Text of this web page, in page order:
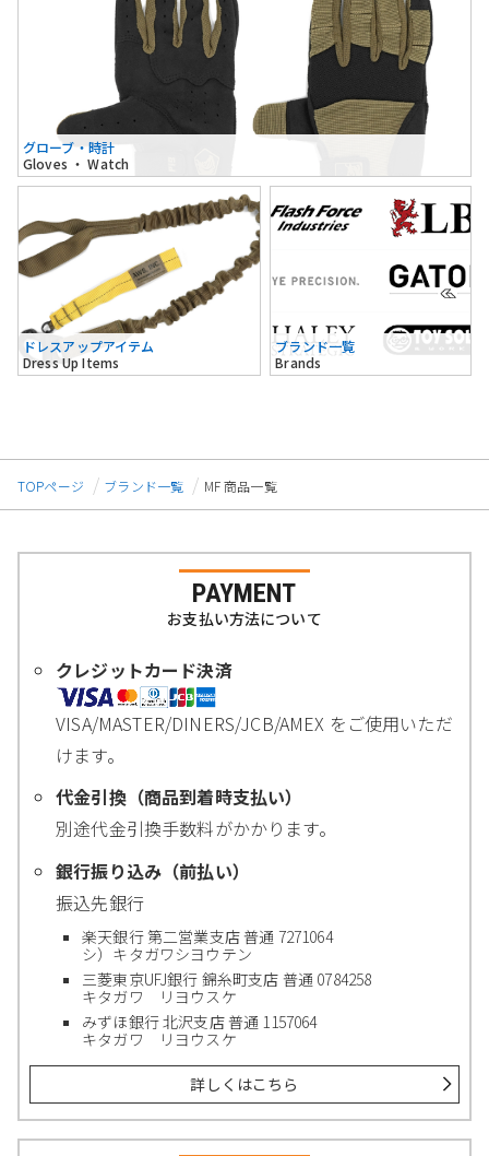
グローブ・時計
Gloves ・ Watch
ドレスアップアイテム
Dress Up Items
ブランド一覧
Brands
TOPページ ブランド一覧 MF 商品一覧
PAYMENT
お支払い方法について
クレジットカード決済
VISA/MASTER/DINERS/JCB/AMEX をご使用いただ
けます。
代金引換（商品到着時支払い）
別途代金引換手数料がかかります。
銀行振り込み（前払い）
振込先銀行
楽天銀行 第二営業支店 普通 7271064
シ）キタガワシヨウテン
三菱東京UFJ銀行 錦糸町支店 普通 0784258
キタガワ リヨウスケ
みずほ銀行 北沢支店 普通 1157064
キタガワ リヨウスケ
詳しくはこちら